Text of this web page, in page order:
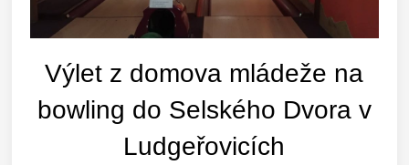
Výlet z domova mládeže na
bowling do Selského Dvora v
Ludgeřovicích